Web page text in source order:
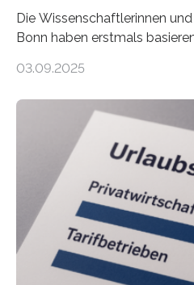
Die Wissenschaftlerinnen
Bonn haben erstmals
Landkreise mit den meisten
ist demnach Berlin.
der Freiberuflerinnen, so liegt
Berlin starteten in 2024 die
eigene freiberufliche
Städte Hamburg, München
hingegen die
der freiberuflichen
03.09.2025